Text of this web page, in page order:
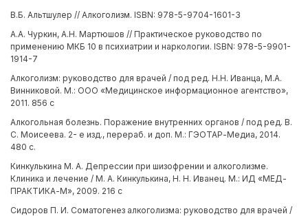
В.Б. Альтшулер // Алкоголизм. ISBN: 978-5-9704-1601-3
А.А. Чуркин, А.Н. Мартюшов // Практическое руководство по
применению МКБ 10 в психиатрии и наркологии. ISBN: 978-5-9901-
1914-7
Алкоголизм: руководство для врачей / под ред. Н.Н. Иванца, М.А.
Винниковой. М.: ООО «Медицинское информационное агентство»,
2011. 856 с
Алкогольная болезнь. Поражение внутренних органов / под ред. В.
С. Моисеева. 2- е изд., перераб. и доп. М.: ГЭОТАР-Медиа, 2014.
480 с.
Кинкулькина М. А. Депрессии при шизофрении и алкоголизме.
Клиника и лечение / М. А. Кинкулькина, Н. Н. Иванец. М.: ИД «МЕД-
ПРАКТИКА-М», 2009. 216 с
Сидоров П. И. Соматогенез алкоголизма: руководство для врачей /